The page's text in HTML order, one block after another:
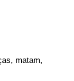
matam,